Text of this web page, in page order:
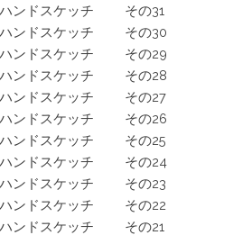
ハンドスケッチ その31
ハンドスケッチ その30
ハンドスケッチ その29
ハンドスケッチ その28
ハンドスケッチ その27
ハンドスケッチ その26
ハンドスケッチ その25
ハンドスケッチ その24
ハンドスケッチ その23
ハンドスケッチ その22
ハンドスケッチ その21